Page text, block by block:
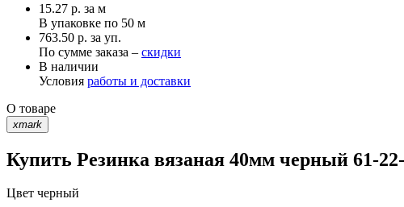
15.27 р. за м
В упаковке по 50 м
763.50 р. за уп.
По сумме заказа – скидки
В наличии
Условия работы и доставки
О товаре
xmark
Купить Резинка вязаная 40мм черный 61-
Цвет черный